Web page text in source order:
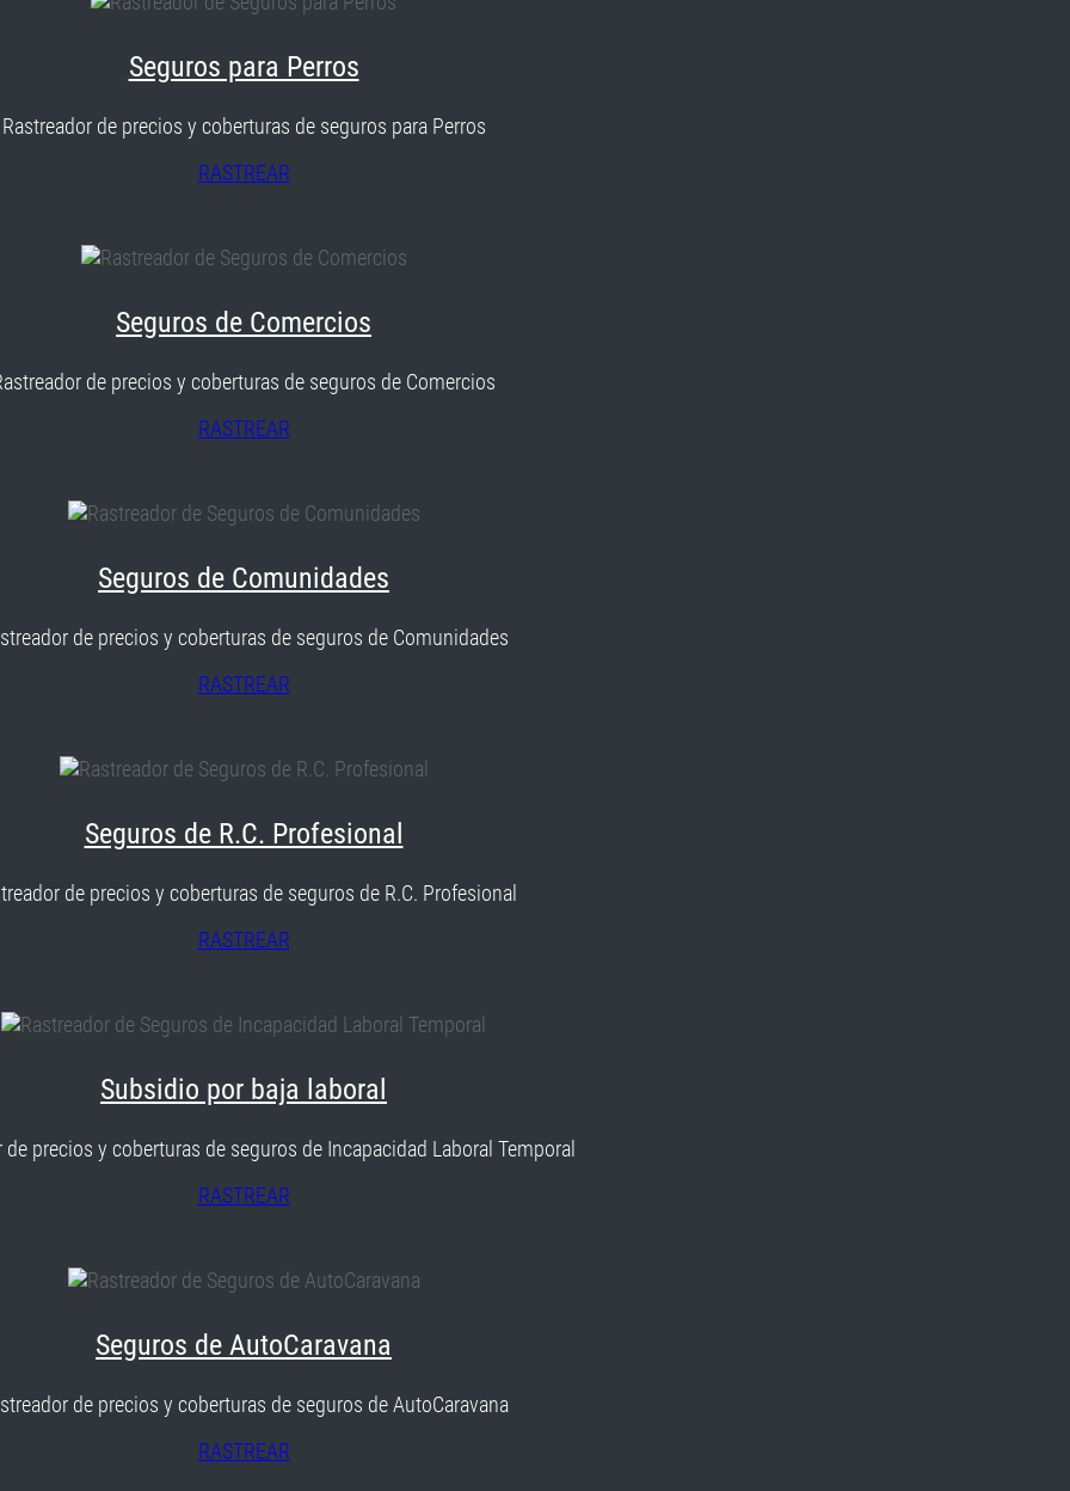
Seguros para Perros
Rastreador de precios y coberturas de seguros para Perros
RASTREAR
Seguros de Comercios
de precios y coberturas de seguros de Comercios
RASTREAR
Seguros de Comunidades
de precios y coberturas de seguros de Comunidades
RASTREAR
Seguros de R.C. Profesional
de precios y coberturas de seguros de R.C. Profesional
RASTREAR
Subsidio por baja laboral
de precios y coberturas de seguros de Incapacidad Laboral Temporal
RASTREAR
Seguros de AutoCaravana
de precios y coberturas de seguros de AutoCaravana
RASTREAR